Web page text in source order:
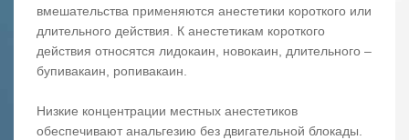
вмешательства применяются анестетики короткого или
длительного действия. К анестетикам короткого
действия относятся лидокаин, новокаин, длительного –
бупивакаин, ропивакаин.
Низкие концентрации местных анестетиков
обеспечивают анальгезию без двигательной блокады.